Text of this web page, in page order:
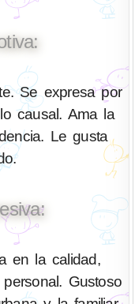
Se expresa por
causal. Ama la
Le gusta
en la calidad,
Gustoso